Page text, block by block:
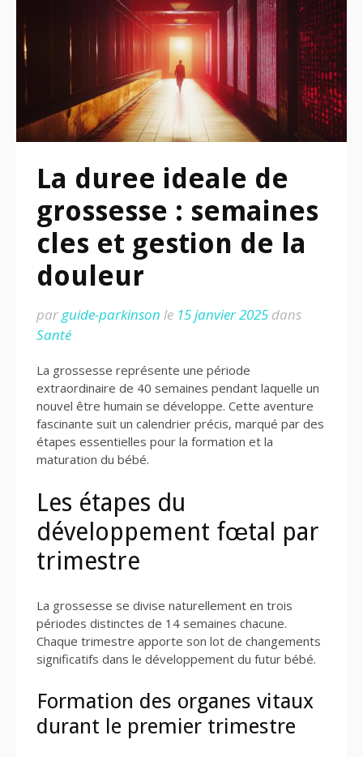
La duree ideale de
grossesse : semaines
cles et gestion de la
douleur
parguide-parkinson le 15 janvier 2025 dans
Santé
La grossesse représente une période
extraordinaire de 40 semaines pendant laquelle un
nouvel être humain se développe. Cette aventure
fascinante suit un calendrier précis, marqué par des
étapes essentielles pour la formation et la
maturation du bébé.
Les étapes du
développement fœtal par
trimestre
La grossesse se divise naturellement en trois
périodes distinctes de 14 semaines chacune.
Chaque trimestre apporte son lot de changements
significatifs dans le développement du futur bébé.
Formation des organes vitaux
durant le premier trimestre